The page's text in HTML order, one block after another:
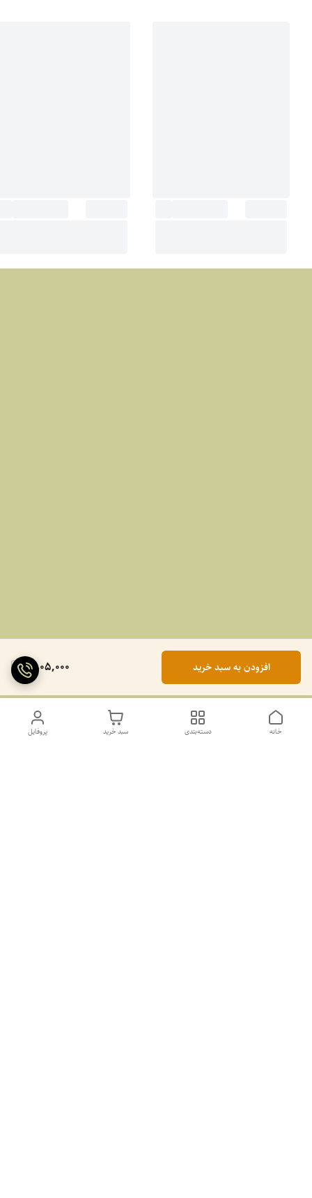
1,805,000 افزودن به سبد خرید
پروفایل سبد خرید دسته‌بندی خانه